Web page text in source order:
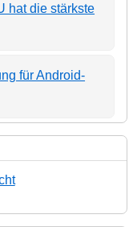
hat die stärkste
für Android-